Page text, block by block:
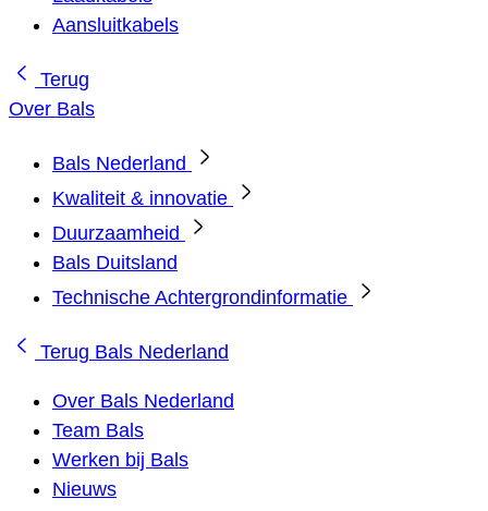
Aansluitkabels
Terug
Over Bals
Bals Nederland
Kwaliteit & innovatie
Duurzaamheid
Bals Duitsland
Technische Achtergrondinformatie
Terug Bals Nederland
Over Bals Nederland
Team Bals
Werken bij Bals
Nieuws